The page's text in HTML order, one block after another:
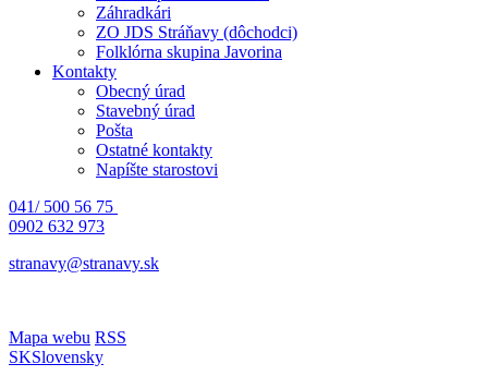
Záhradkári
ZO JDS Stráňavy (dôchodci)
Folklórna skupina Javorina
Kontakty
Obecný úrad
Stavebný úrad
Pošta
Ostatné kontakty
Napíšte starostovi
041/ 500 56 75
0902 632 973
stranavy@stranavy.sk
Mapa webu RSS
SKSlovensky